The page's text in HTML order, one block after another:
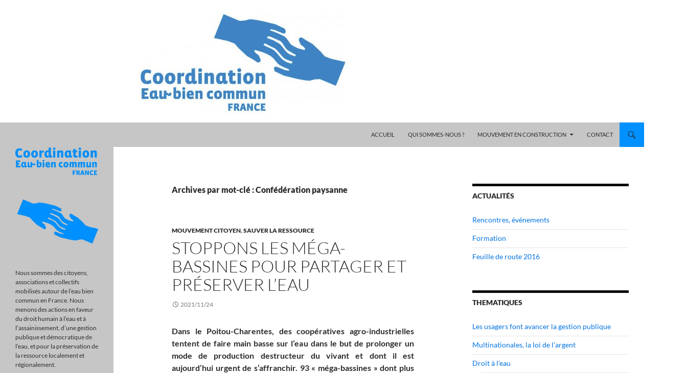
ACCUEIL
QUI SOMMES-NOUS ? MOUVEMENT EN CONSTRUCTION CONTACT
Archives par mot-clé : Confédération paysanne
MOUVEMENT CITOYEN,SAUVER LA RESSOURCE
STOPPONS LES MÉGA-
BASSINES POUR PARTAGER ET
PRÉSERVER L’EAU
2021/11/24
Dans le Poitou-Charentes, des coopératives agro-industrielles
tentent de faire main basse sur l’eau dans le but de prolonger un
mode de production destructeur du vivant et dont il est
aujourd’hui urgent de s’affranchir. 93 « méga-bassines » dont plus
ACTUALITÉS
Rencontres, événements
Formation
Feuille de route 2016
THEMATIQUES
Les usagers font avancer la gestion publique
Multinationales, la loi de l’argent
Droit à l’eau
Nous sommes des citoyens,
associations et collectifs
mobilisés autour de l’eau bien
commun en France. Nous
menons des actions en faveur
du droit humain à l’eau et à
l’assainissement, d’une gestion
publique et démocratique de
l’eau, et pour la préservation de
la ressource localement et
régionalement.